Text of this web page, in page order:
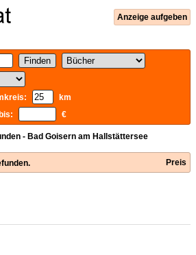
Anzeige aufgeben
km
€
- Bad Goisern am Hallstättersee
Preis